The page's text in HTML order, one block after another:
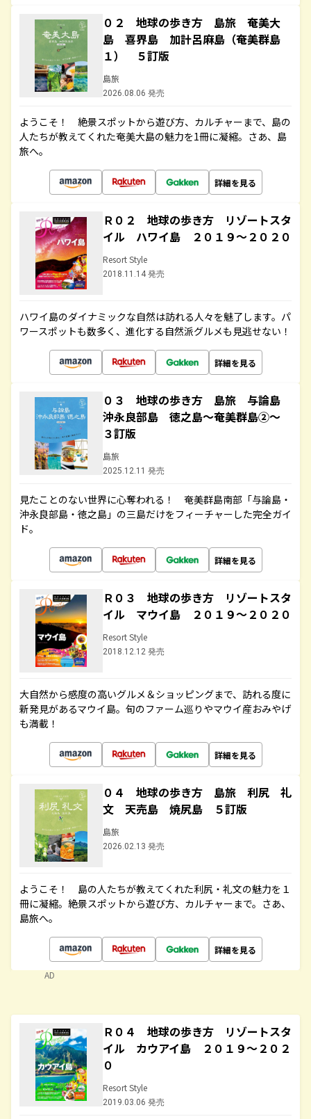
０２ 地球の歩き方 島旅 奄美大
島 喜界島 加計呂麻島（奄美群島
１） ５訂版
島旅
2026.08.06 発売
ようこそ！ 絶景スポットから遊び方、カルチャーまで、島の
人たちが教えてくれた奄美大島の魅力を1冊に凝縮。さあ、島
旅へ。
詳細を見る
Ｒ０２ 地球の歩き方 リゾートスタ
イル ハワイ島 ２０１９～２０２０
Resort Style
2018.11.14 発売
ハワイ島のダイナミックな自然は訪れる人々を魅了します。パ
ワースポットも数多く、進化する自然派グルメも見逃せない！
詳細を見る
０３ 地球の歩き方 島旅 与論島
沖永良部島 徳之島～奄美群島②～
３訂版
島旅
2025.12.11 発売
見たことのない世界に心奪われる！ 奄美群島南部「与論島・
沖永良部島・徳之島」の三島だけをフィーチャーした完全ガイ
ド。
詳細を見る
Ｒ０３ 地球の歩き方 リゾートスタ
イル マウイ島 ２０１９～２０２０
Resort Style
2018.12.12 発売
大自然から感度の高いグルメ＆ショッピングまで、訪れる度に
新発見があるマウイ島。旬のファーム巡りやマウイ産おみやげ
も満載！
詳細を見る
０４ 地球の歩き方 島旅 利尻 礼
文 天売島 焼尻島 ５訂版
島旅
2026.02.13 発売
ようこそ！ 島の人たちが教えてくれた利尻・礼文の魅力を１
冊に凝縮。絶景スポットから遊び方、カルチャーまで。さあ、
島旅へ。
詳細を見る
AD
Ｒ０４ 地球の歩き方 リゾートスタ
イル カウアイ島 ２０１９～２０２
０
Resort Style
2019.03.06 発売